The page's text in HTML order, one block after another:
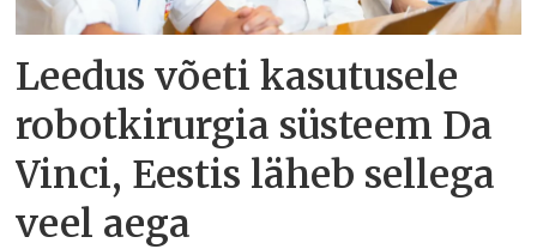
Leedus võeti kasutusele
robotkirurgia süsteem Da
Vinci, Eestis läheb sellega
veel aega